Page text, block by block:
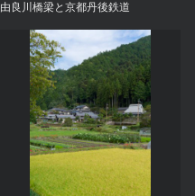
由良川橋梁と京都丹後鉄道